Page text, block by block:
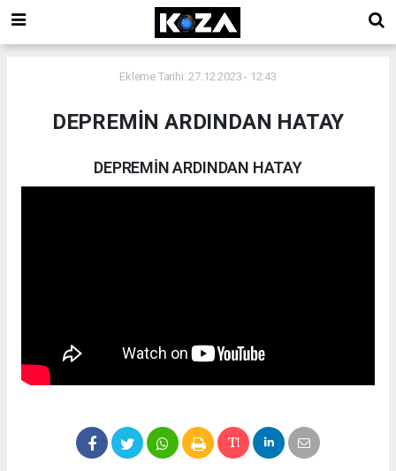
Ekleme Tarihi: 27.12.2023 - 12:43
DEPREMİN ARDINDAN HATAY
DEPREMİN ARDINDAN HATAY